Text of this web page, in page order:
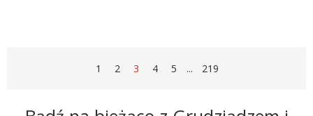
STRONA
1 STRONA
2 STRONA
3 STRONA
4 STRONA
5 ... STRONA
219
Newsletter